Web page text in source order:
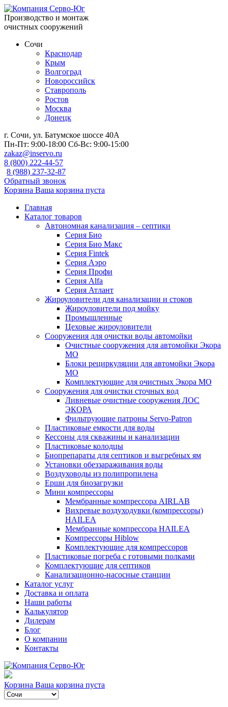
Производство и монтаж
очистных сооружений
Сочи
Краснодар
Крым
Волгоград
Новороссийск
Ставрополь
Ростов
Москва
Донецк
г. Сочи, ул. Батумское шоссе 40А
Пн-Пт: 9:00-18:00 Сб-Вс: 9:00-15:00
zakaz@inservo.ru
8 (800) 222-44-57
8 (988) 237-32-87
Обратный звонок
Корзина Ваша корзина пуста
Главная
Каталог товаров
Автономная канализация – септики
Серия Био
Серия Био Макс
Серия Fintek
Серия Аэро
Серия Профи
Серия Alfa
Серия Атлант
Жироуловители для канализации и стоков
Жироуловители под мойку
Промышленные
Цеховые жироуловители
Сооружения для очистки воды автомойки
Очистные сооружения для автомойки Экора
МО
Блоки рециркуляции для автомойки Экора
МО
Комплектующие для очистных Экора МО
Сооружения для очистки сточных вод
Ливневые очистные сооружения ЛОС
ЭКОРА
Фильтрующие патроны Servo-Patron
Пластиковые емкости для воды
Кессоны для скважины и канализации
Пластиковые колодцы
Биопрепараты для септиков и выгребных ям
Установки обеззараживания воды
Воздуховоды из полипропилена
Ерши для биозагрузки
Мини компрессоры
Мембранные компрессора AIRLAB
Вихревые воздуходувки (компрессоры)
HAILEA
Мембранные компрессора HAILEA
Компрессоры Hiblow
Комплектующие для компрессоров
Пластиковые погреба с готовыми полками
Комплектующие для септиков
Канализационно-насосные станции
Каталог услуг
Доставка и оплата
Наши работы
Калькулятор
Дилерам
Блог
О компании
Контакты
Корзина Ваша корзина пуста